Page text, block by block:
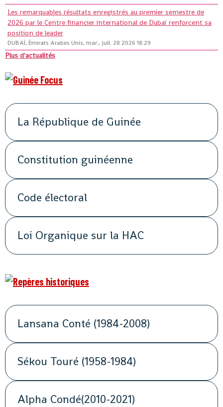
Les remarquables résultats enregistrés au premier semestre de
2026 par le Centre financier international de Dubaï renforcent sa
position de leader
DUBAÏ, Émirats Arabes Unis, mar., juil. 28 2026 18:29
Plus d'actualités
La République de Guinée
Constitution guinéenne
Code électoral
Loi Organique sur la HAC
Lansana Conté (1984-2008)
Sékou Touré (1958-1984)
Alpha Condé(2010-2021)